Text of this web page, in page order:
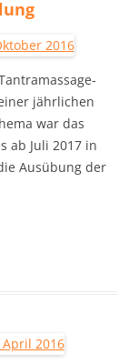
jährlichen
war das
ab Juli 2017 in
Ausübung der